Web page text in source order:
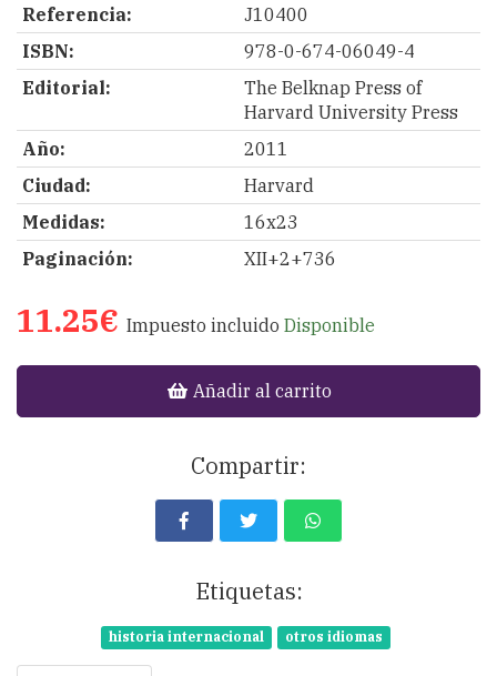
Referencia:
J10400
ISBN:
978-0-674-06049-4
Editorial:
The Belknap Press of
Harvard University Press
Año:
2011
Ciudad:
Harvard
Medidas:
16x23
Paginación:
XII+2+736
11.25€ Impuesto incluido Disponible
Añadir al carrito
Compartir:
Etiquetas:
historia internacional otros idiomas